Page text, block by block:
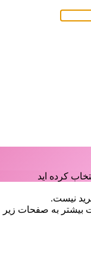
کرده اید
نیست.
به صفحات زیر